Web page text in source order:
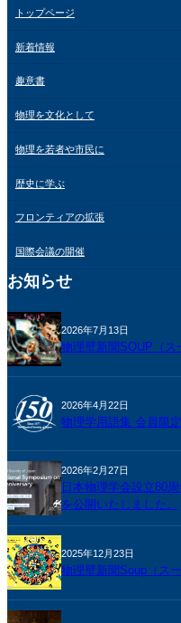
トップページ
新着情報
趣意書
物理を文化として
物理を若者や市民に
歴史に学ぶ
フロンティアの拡張
国際会議の開催
お知らせ
2026年7月13日
物理壁新聞SOUP（ス
2026年4月22日
物理学用語集 会員限
2026年2月27日
日本物理学会設立80
を公開いたしました。
2025年12月23日
物理壁新聞Soup（ス